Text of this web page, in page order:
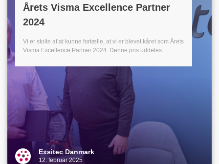
Årets Visma Excellence Partner
2024
Vi er stolte af at kunne fortælle, at vi er blevet kåret som Årets
Visma Excellence Partner 2024. Denne pris uddeles...
Exsitec Danmark
12. februar 2025